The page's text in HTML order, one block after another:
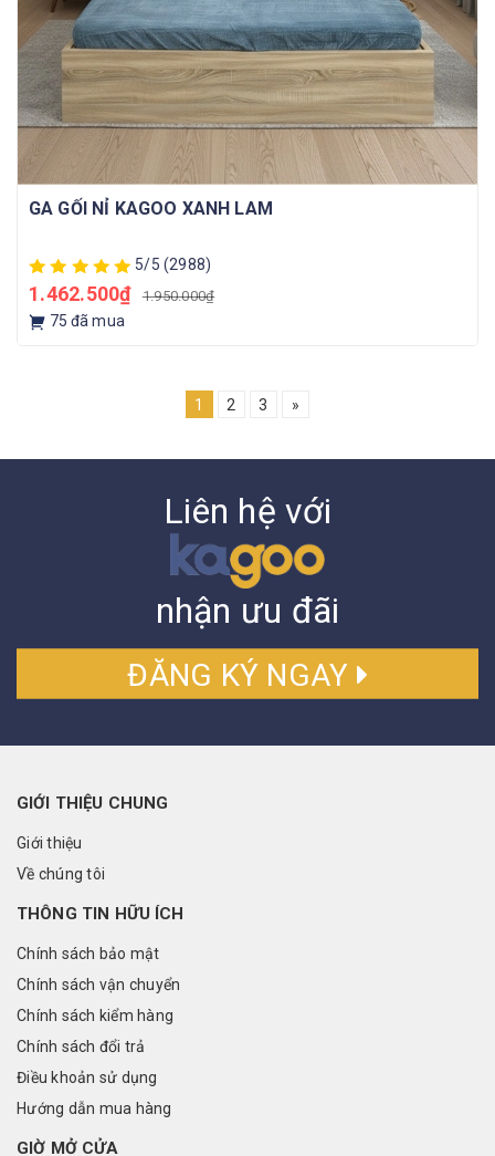
GA GỐI NỈ KAGOO XANH LAM
5/5 (2988)
1.462.500₫ 1.950.000₫
75 đã mua
1 2 3 »
Liên hệ với
nhận ưu đãi
ĐĂNG KÝ NGAY
GIỚI THIỆU CHUNG
Giới thiệu
Về chúng tôi
THÔNG TIN HỮU ÍCH
Chính sách bảo mật
Chính sách vận chuyển
Chính sách kiểm hàng
Chính sách đổi trả
Điều khoản sử dụng
Hướng dẫn mua hàng
GIỜ MỞ CỬA